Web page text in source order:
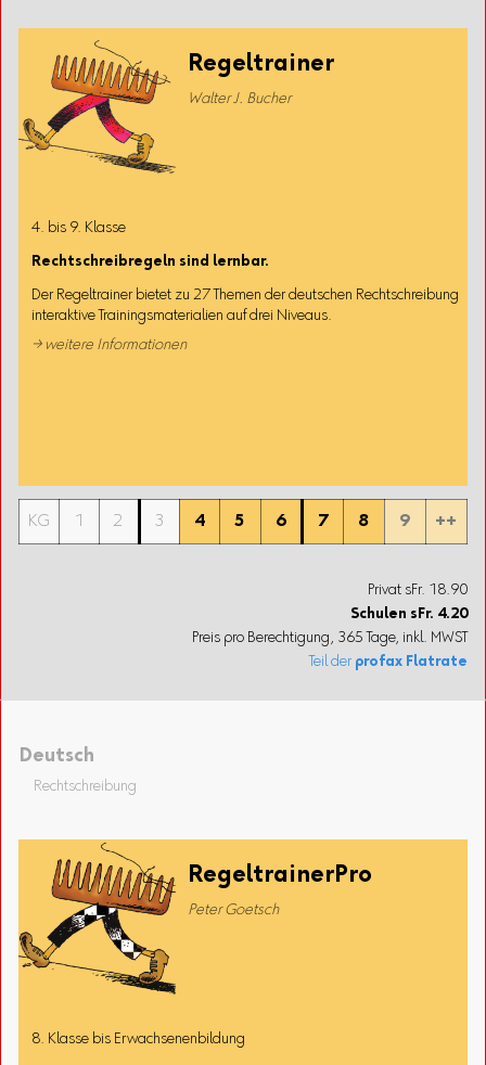
Regeltrainer
Walter J. Bucher
4. bis 9. Klasse
Rechtschreibregeln sind lernbar.
Der Regeltrainer bietet zu 27 Themen der deutschen Rechtschreibung
interaktive Trainingsmaterialien auf drei Niveaus.
→ weitere Informationen
KG 1 2 3 4 5 6 7 8 9 ++
Privat sFr. 18.90
Schulen sFr. 4.20
Preis pro Berechtigung, 365 Tage, inkl. MWST
Teil der profax Flatrate
Deutsch
Rechtschreibung
RegeltrainerPro
Peter Goetsch
8. Klasse bis Erwachsenenbildung